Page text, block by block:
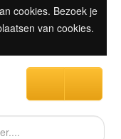
cookies. Bezoek je
van cookies.